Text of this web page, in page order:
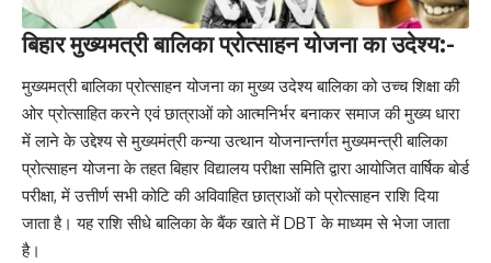
बिहार मुख्यमत्री बालिका प्रोत्साहन योजना का उदेश्य:-
मुख्यमत्री बालिका प्रोत्साहन योजना का मुख्य उदेश्य बालिका को उच्च शिक्षा की
ओर प्रोत्साहित करने एवं छात्राओं को आत्मनिर्भर बनाकर समाज की मुख्य धारा
में लाने के उद्देश्य सेमुख्यमंत्री कन्या उत्थानयोजनान्तर्गत मुख्यमन्त्री बालिका
प्रोत्साहन योजना के तहत बिहार विद्यालय परीक्षा समिति द्वारा आयोजित वार्षिक बोर्ड
परीक्षा, में उत्तीर्ण सभी कोटि की अविवाहित छात्राओं को प्रोत्साहन राशि दिया
जाता है। यह राशि सीधे बालिका के बैंक खाते में DBT के माध्यम से भेजा जाता
है।